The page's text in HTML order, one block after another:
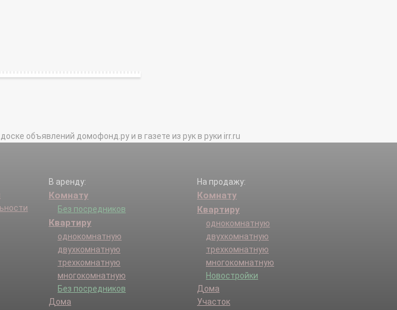
объявлений домофонд.ру и в газете из рук в руки irr.ru
В аренду:
Комнату
Без посредников
Квартиру
однокомнатную
двухкомнатную
трехкомнатную
многокомнатную
Без посредников
Дома
На продажу:
Комнату
Квартиру
однокомнатную
двухкомнатную
трехкомнатную
многокомнатную
Новостройки
Дома
Участок